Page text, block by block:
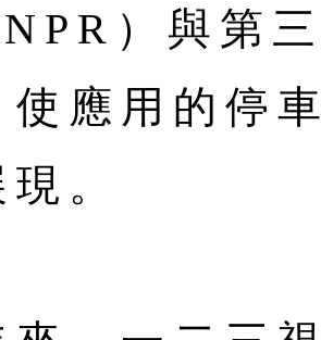
）與第
使應用的停
。